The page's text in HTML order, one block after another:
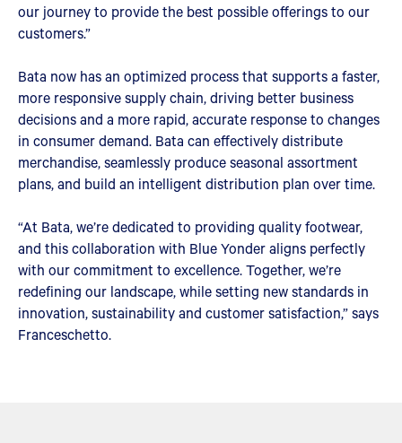
our journey to provide the best possible offerings to our
customers.”
Bata now has an optimized process that supports a faster,
more responsive supply chain, driving better business
decisions and a more rapid, accurate response to changes
in consumer demand. Bata can effectively distribute
merchandise, seamlessly produce seasonal assortment
plans, and build an intelligent distribution plan over time.
“At Bata, we’re dedicated to providing quality footwear,
and this collaboration with Blue Yonder aligns perfectly
with our commitment to excellence. Together, we’re
redefining our landscape, while setting new standards in
innovation, sustainability and customer satisfaction,” says
Franceschetto.